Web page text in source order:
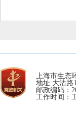
上海市生态
地址:大沽路
邮政编码：
工作时间：